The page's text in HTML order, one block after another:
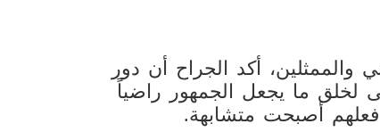
أكد الجراح أن دور
لخلق ما يجعل الجمهور راضياً
أصبحت متشابهة.